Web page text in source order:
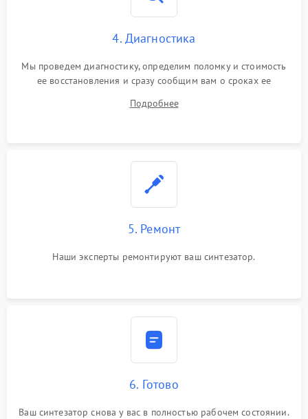
4. Диагностика
Мы проведем диагностику, определим поломку и стоимость
ее восстановления и сразу сообщим вам о сроках ее
Подробнее
5. Ремонт
Наши эксперты ремонтируют ваш синтезатор.
6. Готово
Ваш синтезатор снова у вас в полностью рабочем состоянии.